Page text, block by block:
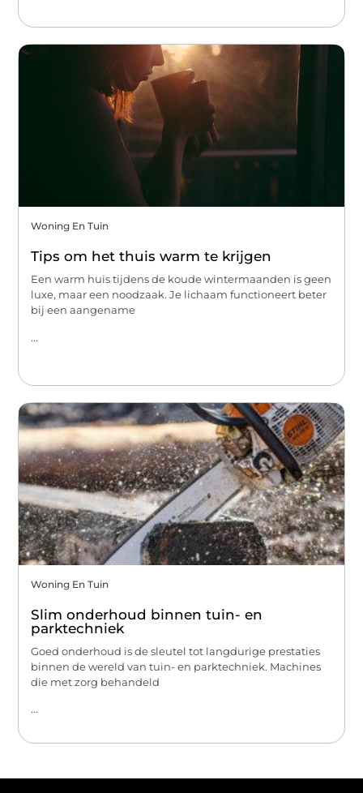
Woning En Tuin
Tips om het thuis warm te krijgen
Een warm huis tijdens de koude wintermaanden is geen
luxe, maar een noodzaak. Je lichaam functioneert beter
bij een aangename
...
Woning En Tuin
Slim onderhoud binnen tuin- en
parktechniek
Goed onderhoud is de sleutel tot langdurige prestaties
binnen de wereld van tuin- en parktechniek. Machines
die met zorg behandeld
...